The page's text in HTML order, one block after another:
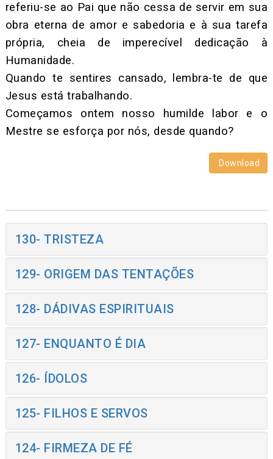
referiu-se ao Pai que não cessa de servir em sua
obra eterna de amor e sabedoria e à sua tarefa
própria, cheia de imperecível dedicação à
Humanidade.
Quando te sentires cansado, lembra-te de que
Jesus está trabalhando.
Começamos ontem nosso humilde labor e o
Mestre se esforça por nós, desde quando?
Download
130- TRISTEZA
129- ORIGEM DAS TENTAÇÕES
128- DÁDIVAS ESPIRITUAIS
127- ENQUANTO É DIA
126- ÍDOLOS
125- FILHOS E SERVOS
124- FIRMEZA DE FÉ